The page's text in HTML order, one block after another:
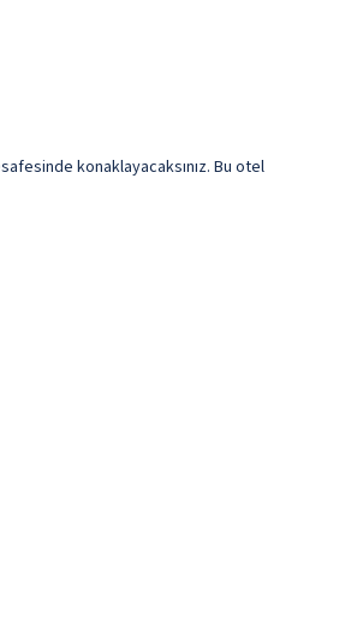
konaklayacaksınız. Bu otel